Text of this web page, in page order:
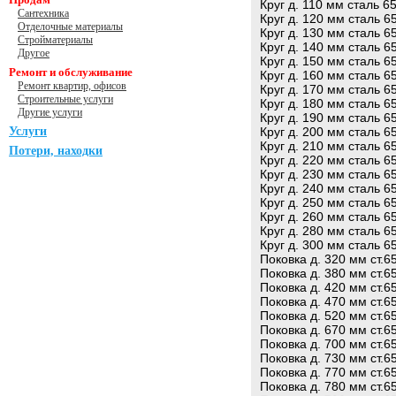
Сантехника
Отделочные материалы
Стройматериалы
Другое
Ремонт и обслуживание
Ремонт квартир, офисов
Строительные услуги
Другие услуги
Услуги
Потери, находки
Круг д. 110 мм сталь
Круг д. 120 мм сталь
Круг д. 130 мм сталь
Круг д. 140 мм сталь
Круг д. 150 мм сталь
Круг д. 160 мм сталь
Круг д. 170 мм сталь
Круг д. 180 мм сталь
Круг д. 190 мм сталь
Круг д. 200 мм сталь
Круг д. 210 мм сталь
Круг д. 220 мм сталь
Круг д. 230 мм сталь
Круг д. 240 мм сталь
Круг д. 250 мм сталь
Круг д. 260 мм сталь
Круг д. 280 мм сталь
Круг д. 300 мм сталь
Поковка д. 320 мм
Поковка д. 380 мм
Поковка д. 420 мм
Поковка д. 470 мм
Поковка д. 520 мм
Поковка д. 670 мм
Поковка д. 700 мм
Поковка д. 730 мм
Поковка д. 770 мм
Поковка д. 780 мм